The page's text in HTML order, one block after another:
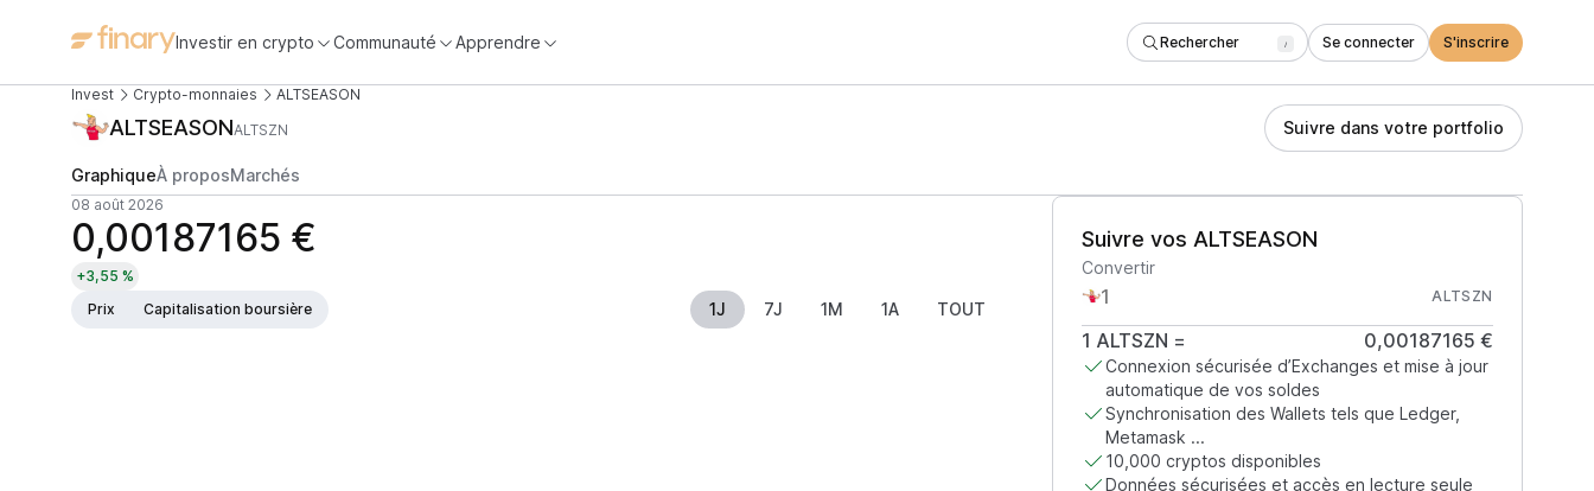
Investir en crypto Communauté Apprendre Rechercher / Se connecter S'inscrire
Invest Crypto-monnaies ALTSEASON
ALTSEASONALTSZN Suivre dans votre portfolio
GraphiqueÀ proposMarchés
08 août 2026
0,00187165 €
+3,55 %
Prix
Capitalisation boursière 1J 7J 1M 1A TOUT
Suivre vos ALTSEASON
Convertir
ALTSZN
1 ALTSZN = 0,00187165 €
Connexion sécurisée d’Exchanges et mise à jour
automatique de vos soldes
Synchronisation des Wallets tels que Ledger,
Metamask ...
10,000 cryptos disponibles
Données sécurisées et accès en lecture seule